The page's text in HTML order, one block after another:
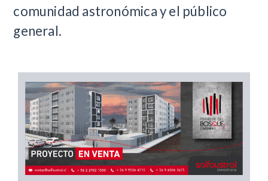
comunidad astronómica y el público
general.